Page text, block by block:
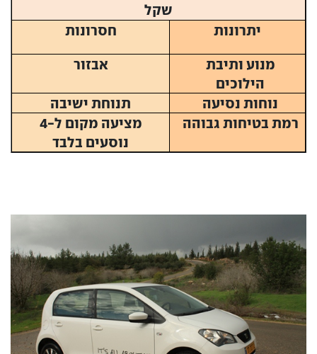
שקל
יתרונות
חסרונות
מנוע ותיבת
הילוכים
אבזור
נוחות נסיעה
תנוחת ישיבה
רמת בטיחות גבוהה
מציעה מקום ל-4
נוסעים בלבד